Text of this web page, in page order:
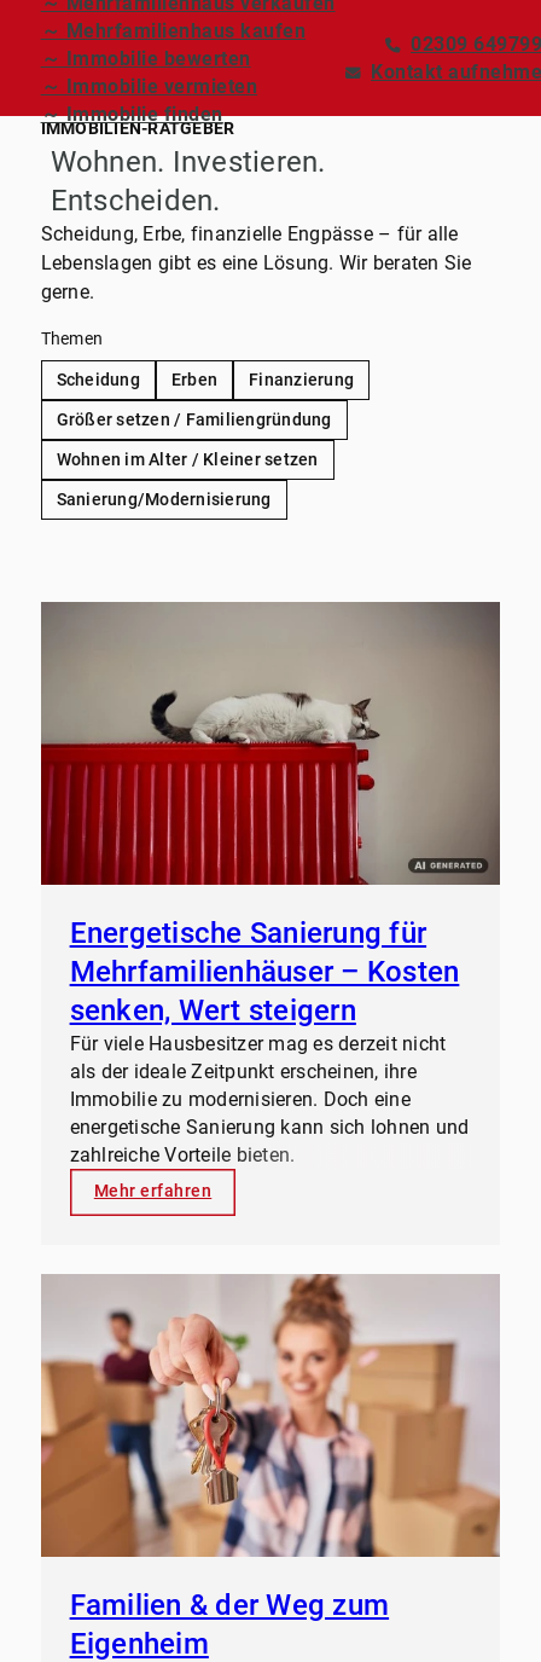
～ Mehrfamilienhaus kaufen
～ Immobilie bewerten
～ Immobilie vermieten
～ Immobilie finden
02309
Kontakt
IMMOBILIEN-RATGEBER
Wohnen. Investieren.
Entscheiden.
Scheidung, Erbe, finanzielle Engpässe – für alle
Lebenslagen gibt es eine Lösung. Wir beraten Sie
gerne.
Themen
Scheidung
Erben
Finanzierung
Größer setzen / Familiengründung
Wohnen im Alter / Kleiner setzen
Sanierung/Modernisierung
Energetische Sanierung für
Mehrfamilienhäuser – Kosten
senken, Wert steigern
Für viele Hausbesitzer mag es derzeit nicht
als der ideale Zeitpunkt erscheinen, ihre
Immobilie zu modernisieren. Doch eine
energetische Sanierung kann sich lohnen und
zahlreiche Vorteile bieten.
Mehr erfahren
Familien & der Weg zum
Eigenheim